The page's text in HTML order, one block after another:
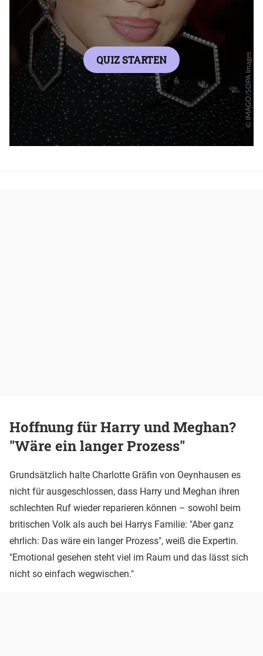
Hoffnung für Harry und Meghan?
"Wäre ein langer Prozess"
Grundsätzlich halte Charlotte Gräfin von Oeynhausen es
nicht für ausgeschlossen, dass Harry und Meghan ihren
schlechten Ruf wieder reparieren können – sowohl beim
britischen Volk als auch bei Harrys Familie: "Aber ganz
ehrlich: Das wäre ein langer Prozess", weiß die Expertin.
"Emotional gesehen steht viel im Raum und das lässt sich
nicht so einfach wegwischen."